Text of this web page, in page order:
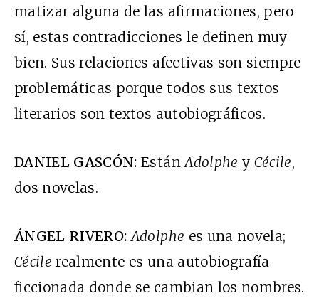
matizar alguna de las afirmaciones, pero
sí, estas contradicciones le definen muy
bien. Sus relaciones afectivas son siempre
problemáticas porque todos sus textos
literarios son textos autobiográficos.
DANIEL GASCÓN: EstánAdolphe y Cécile,
dos novelas.
ÁNGEL RIVERO: Adolphe es una novela;
Cécilerealmente es una autobiografía
ficcionada donde se cambian los nombres.